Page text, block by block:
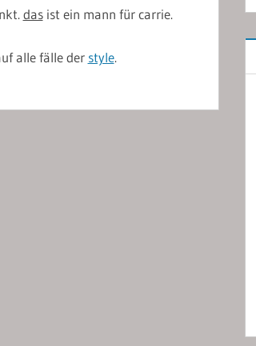
dasist ein mann für carrie.
alle fälle der style.